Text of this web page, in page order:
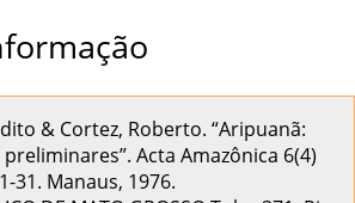
& Cortez, Roberto. “Aripuanã:
Acta Amazônica 6(4)
31. Manaus, 1976.